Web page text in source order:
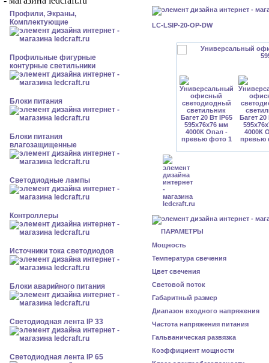
Профили, Экраны,
Комплектующие
Профильные фигурные
контурные светильники
Блоки питания
Блоки питания
влагозащищенные
Светодиодные лампы
Контроллеры
Источники тока светодиодов
Блоки аварийного питания
Светодиодная лента IP 33
Светодиодная лента IP 65
LC-LSIP-20-OP-DW
ПАРАМЕТРЫ
Мощность
Температура свечения
Цвет свечения
Световой поток
Габаритный размер
Диапазон входного напряжения
Частота напряжения питания
Гальваническая развязка
Коэффициент мощности